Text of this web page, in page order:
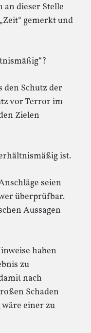
an dieser Stelle
gemerkt und
den Schutz der
vor Terror im
Zielen
ist.
seien
überprüfbar.
Aussagen
haben
zu
nach
Schaden
einer zu